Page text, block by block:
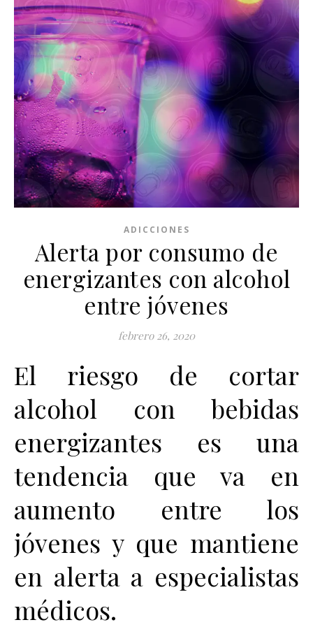
ADICCIONES
Alerta por consumo de
energizantes con alcohol
entre jóvenes
febrero 26, 2020
El riesgo de cortar
alcohol con bebidas
energizantes es una
tendencia que va en
aumento entre los
jóvenes y que mantiene
en alerta a especialistas
médicos.